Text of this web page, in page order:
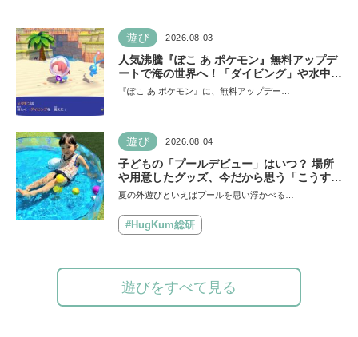
遊び 2026.08.03
人気沸騰『ぽこ あ ポケモン』無料アップデ
ートで海の世界へ！「ダイビング」や水中の
街づくりが楽しめる追加コンテンツも登場
『ぽこ あ ポケモン』に、無料アップデー…
遊び 2026.08.04
子どもの「プールデビュー」はいつ？ 場所
や用意したグッズ、今だから思う「こうすれ
ばよかった」エピソードを紹介《HugKum
夏の外遊びといえばプールを思い浮かべる…
#HugKum総研
遊びをすべて見る